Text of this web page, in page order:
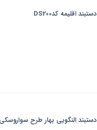
دستبند اقلیمه کدDS200
دستبند النگویی بهار طرح سواروسکی